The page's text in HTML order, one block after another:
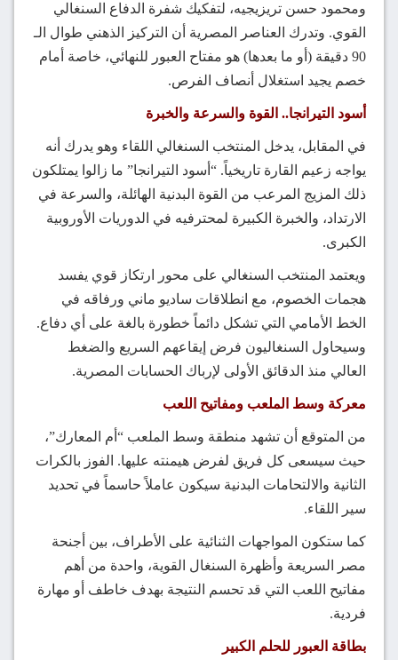
ومحمود حسن تريزيجيه، لتفكيك شفرة الدفاع السنغالي
القوي. وتدرك العناصر المصرية أن التركيز الذهني طوال الـ
90 دقيقة (أو ما بعدها) هو مفتاح العبور للنهائي، خاصة أمام
خصم يجيد استغلال أنصاف الفرص.
أسود التيرانجا.. القوة والسرعة والخبرة
في المقابل، يدخل المنتخب السنغالي اللقاء وهو يدرك أنه
يواجه زعيم القارة تاريخياً. “أسود التيرانجا” ما زالوا يمتلكون
ذلك المزيج المرعب من القوة البدنية الهائلة، والسرعة في
الارتداد، والخبرة الكبيرة لمحترفيه في الدوريات الأوروبية
الكبرى.
ويعتمد المنتخب السنغالي على محور ارتكاز قوي يفسد
هجمات الخصوم، مع انطلاقات ساديو ماني ورفاقه في
الخط الأمامي التي تشكل دائماً خطورة بالغة على أي دفاع.
وسيحاول السنغاليون فرض إيقاعهم السريع والضغط
العالي منذ الدقائق الأولى لإرباك الحسابات المصرية.
معركة وسط الملعب ومفاتيح اللعب
من المتوقع أن تشهد منطقة وسط الملعب “أم المعارك”،
حيث سيسعى كل فريق لفرض هيمنته عليها. الفوز بالكرات
الثانية والالتحامات البدنية سيكون عاملاً حاسماً في تحديد
سير اللقاء.
كما ستكون المواجهات الثنائية على الأطراف، بين أجنحة
مصر السريعة وأظهرة السنغال القوية، واحدة من أهم
مفاتيح اللعب التي قد تحسم النتيجة بهدف خاطف أو مهارة
فردية.
بطاقة العبور للحلم الكبير